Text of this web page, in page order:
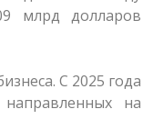
млрд долларов
С 2025 года
на